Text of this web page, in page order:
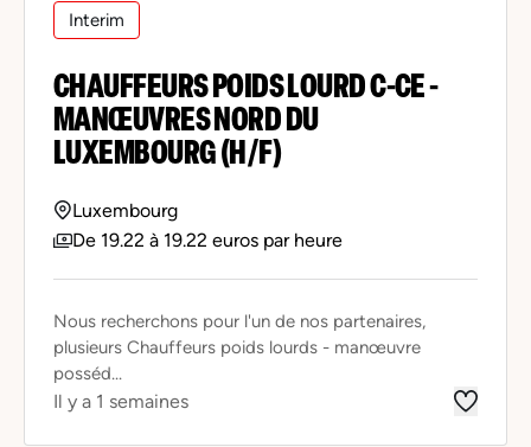
Interim
CHAUFFEURS POIDS LOURD C-CE -
MANŒUVRES NORD DU
LUXEMBOURG (H/F)
Luxembourg
De 19.22 à 19.22 euros par heure
Nous recherchons pour l'un de nos partenaires,
plusieurs Chauffeurs poids lourds - manœuvre
posséd...
Il y a 1 semaines